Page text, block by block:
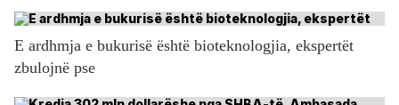
E ardhmja e bukurisë është bioteknologjia, ekspertët
zbulojnë pse